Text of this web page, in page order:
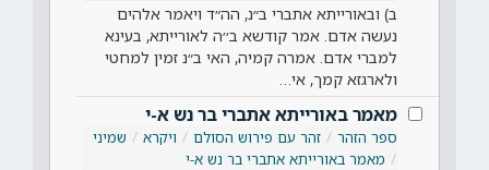
ב) ובאורייתא אתברי ב״נ, הה״ד ויאמר אלהים
נעשה אדם. אמר קודשא ב׳׳ה לאורייתא, בעינא
למברי אדם. אמרה קמיה, האי ב״נ זמין למחטי
ולארגזא קמך, אי…
מאמר באורייתא אתברי בר נש א-י
ספר הזהר זהר עם פירוש הסולם ויקרא
שמיני
מאמר באורייתא אתברי בר נש א-י